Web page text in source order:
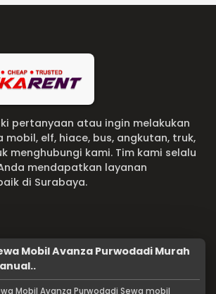
pertanyaan atau ingin melakukan
mobil, elf, hiace, bus, angkutan, truk,
menghubungi kami. Tim kami selalu
mendapatkan layanan
di Surabaya.
Mobil Avanza Purwodadi Murah
Mobil Avanza Purwodadi Sewa mobil